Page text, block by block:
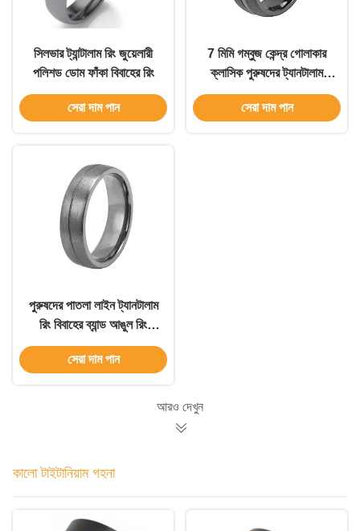
সিলভার ট্যান্টালাম রিং জুয়েলারী
পলিশড ডোম ফাঁকা বিবাহের রিং
সেরা দাম পান
7 মিমি গম্বুজ কেন্দ্র গোলাকার
ক্লাসিক পুরুষদের ট্যানটালাম
বিবাহের ব্যান্ড গয়না
সেরা দাম পান
পুরুষদের পাতলা লাইন ট্যানটালাম
রিং বিবাহের ব্যান্ড আঙুল রিং
টাইটানিয়াম ইস্পাত কালো রিং
সেরা দাম পান
আরও দেখুন
কালো টাইটানিয়াম গহনা